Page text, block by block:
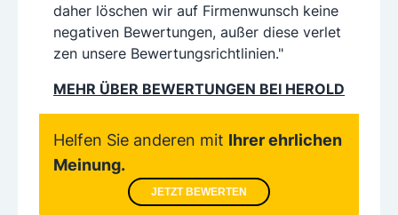
daher löschen wir auf Firmenwunsch keine
negativen Bewertungen, außer diese verlet
zen unsere Bewertungsrichtlinien."
MEHR ÜBER BEWERTUNGEN BEI HEROLD
Helfen Sie anderen mit Ihrer ehrlichen
Meinung.
JETZT BEWERTEN